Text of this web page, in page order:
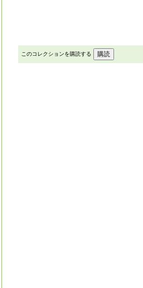
このコレクションを購読する